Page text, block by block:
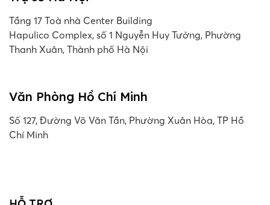
Tầng 17 Toà nhà Center Building
Hapulico Complex, số 1 Nguyễn Huy Tưởng, Phường
Thanh Xuân, Thành phố Hà Nội
Văn Phòng Hồ Chí Minh
Số 127, Đường Võ Văn Tần, Phường Xuân Hòa, TP Hồ
Chí Minh